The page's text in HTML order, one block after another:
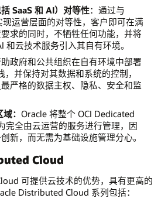
SaaS 和 AI）对等性：通过与
运营层面的对等性，客户即可在满
求的同时，不牺牲任何功能，并将
和云技术服务引入其自有环境。
政府和公共组织在自有环境中部署
并保持对其数据和系统的控制，
严格的数据主权、隐私、安全和监
： Oracle 将整个 OCI Dedicated
完全由云运营的服务进行管理，因
新，而无需为基础设施管理分心。
Cloud
可提供云技术的优势，具有更高的
Distributed Cloud 系列包括：